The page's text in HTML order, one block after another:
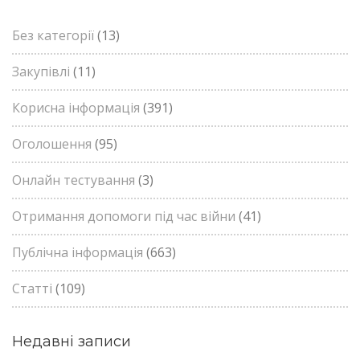
Без категорії(13)
Закупівлі (11)
Корисна інформація (391)
Оголошення (95)
Онлайн тестування (3)
Отримання допомоги під час війни (41)
Публічна інформація (663)
Статті (109)
Недавні записи